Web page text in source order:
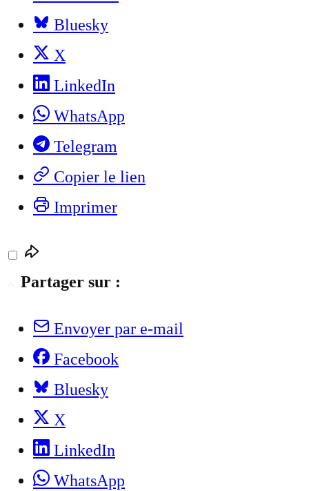
Bluesky
X
LinkedIn
WhatsApp
Telegram
Copier le lien
Imprimer
Partager sur :
Envoyer par e-mail
Facebook
Bluesky
X
LinkedIn
WhatsApp